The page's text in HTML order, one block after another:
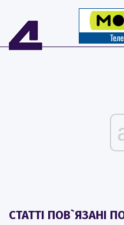
СТАТТІ ПОВ`ЯЗАНІ